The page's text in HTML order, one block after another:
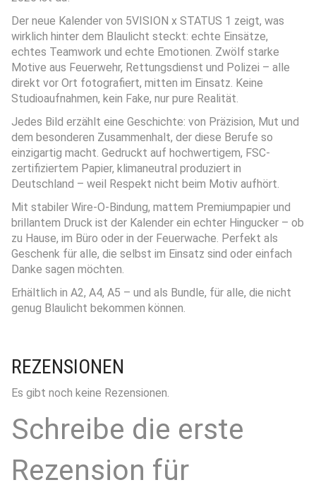
Der neue Kalender von 5VISION x STATUS 1 zeigt, was
wirklich hinter dem Blaulicht steckt: echte Einsätze,
echtes Teamwork und echte Emotionen. Zwölf starke
Motive aus Feuerwehr, Rettungsdienst und Polizei – alle
direkt vor Ort fotografiert, mitten im Einsatz. Keine
Studioaufnahmen, kein Fake, nur pure Realität.
Jedes Bild erzählt eine Geschichte: von Präzision, Mut und
dem besonderen Zusammenhalt, der diese Berufe so
einzigartig macht. Gedruckt auf hochwertigem, FSC-
zertifiziertem Papier, klimaneutral produziert in
Deutschland – weil Respekt nicht beim Motiv aufhört.
Mit stabiler Wire-O-Bindung, mattem Premiumpapier und
brillantem Druck ist der Kalender ein echter Hingucker – ob
zu Hause, im Büro oder in der Feuerwache. Perfekt als
Geschenk für alle, die selbst im Einsatz sind oder einfach
Danke sagen möchten.
Erhältlich in A2, A4, A5 – und als Bundle, für alle, die nicht
genug Blaulicht bekommen können.
REZENSIONEN
Es gibt noch keine Rezensionen.
Schreibe die erste
Rezension für